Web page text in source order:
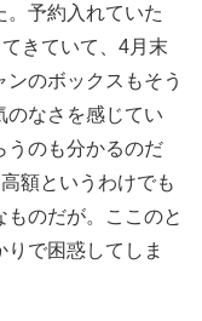
。予約入れていた
きていて、4月末
のボックスもそう
のなさを感じてい
うのも分かるのだ
額というわけでも
のだが。ここのと
で困惑してしま